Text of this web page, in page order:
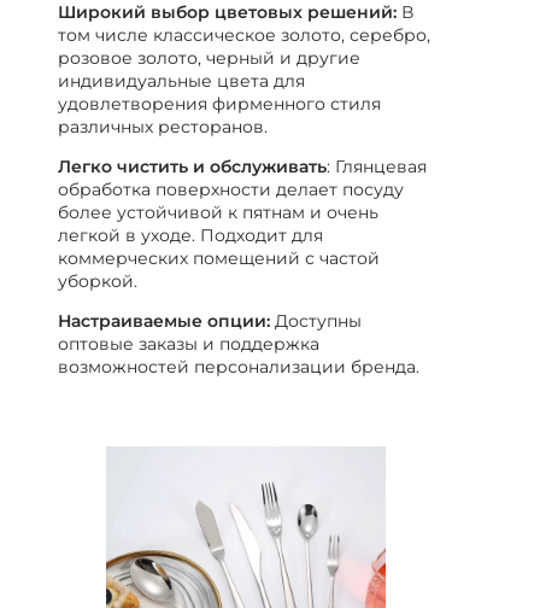
Широкий выбор цветовых решений: В
том числе классическое золото, серебро,
розовое золото, черный и другие
индивидуальные цвета для
удовлетворения фирменного стиля
различных ресторанов.
Легко чистить и обслуживать: Глянцевая
обработка поверхности делает посуду
более устойчивой к пятнам и очень
легкой в уходе. Подходит для
коммерческих помещений с частой
уборкой.
Настраиваемые опции: Доступны
оптовые заказы и поддержка
возможностей персонализации бренда.